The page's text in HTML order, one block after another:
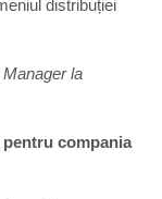
distribuției
la
compania